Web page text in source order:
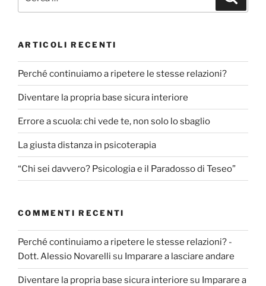
ARTICOLI RECENTI
Perché continuiamo a ripetere le stesse relazioni?
Diventare la propria base sicura interiore
Errore a scuola: chi vede te, non solo lo sbaglio
La giusta distanza in psicoterapia
“Chi sei davvero? Psicologia e il Paradosso di Teseo”
COMMENTI RECENTI
Perché continuiamo a ripetere le stesse relazioni? -
Dott. Alessio Novarelli su Imparare a lasciare andare
Diventare la propria base sicura interiore su Imparare a